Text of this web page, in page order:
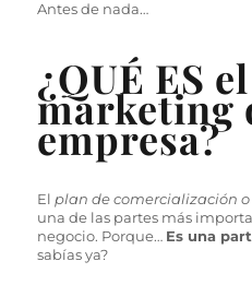
Antes de nada…
¿QUÉ ES
marketing
empresa?
El plan de comercialización
una de las partes más
negocio. Porque… Es una
sabías ya?